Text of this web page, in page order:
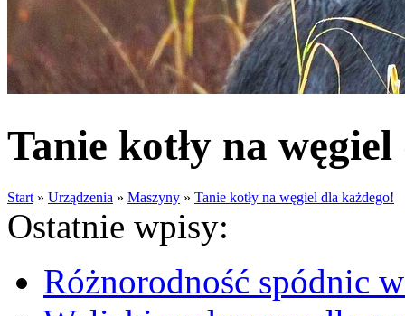
Tanie kotły na
Start » Urządzenia » Maszyny » Tanie kotły na węgiel dla każdego!
Ostatnie wpisy:
Różnorodność spódnic